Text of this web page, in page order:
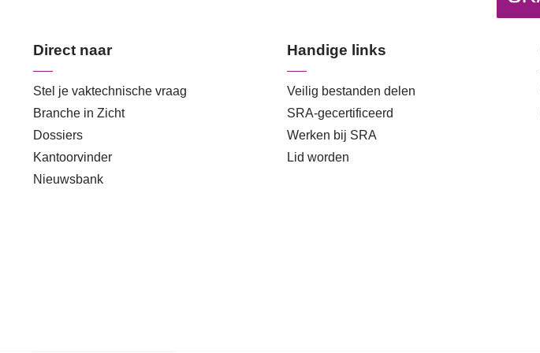
Direct naar
Stel je vaktechnische vraag
Branche in Zicht
Dossiers
Kantoorvinder
Nieuwsbank
Handige links
Veilig bestanden delen
SRA-gecertificeerd
Werken bij SRA
Lid worden